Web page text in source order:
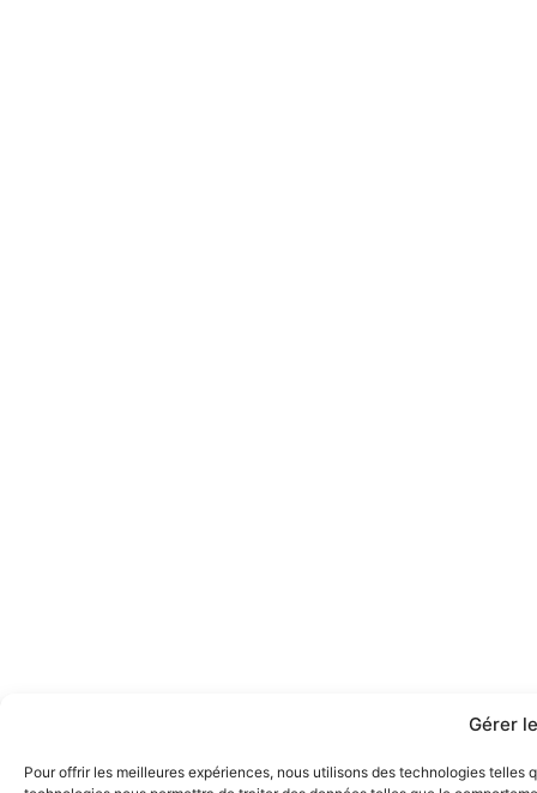
Gérer
Pour offrir les meilleures expériences, nous utilisons des technologies